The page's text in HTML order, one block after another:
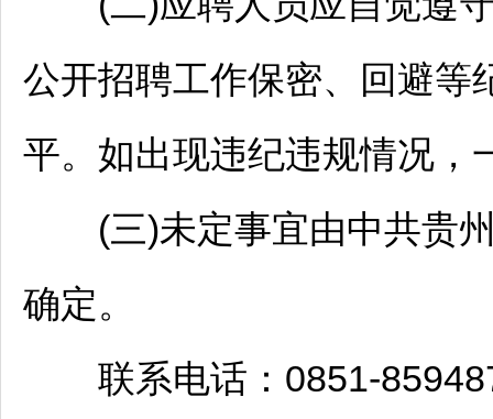
公开招聘工作保密、回避等
平。如出现违纪违规情况，
(三)未定事宜由中共贵州
确定。
联系电话：0851-